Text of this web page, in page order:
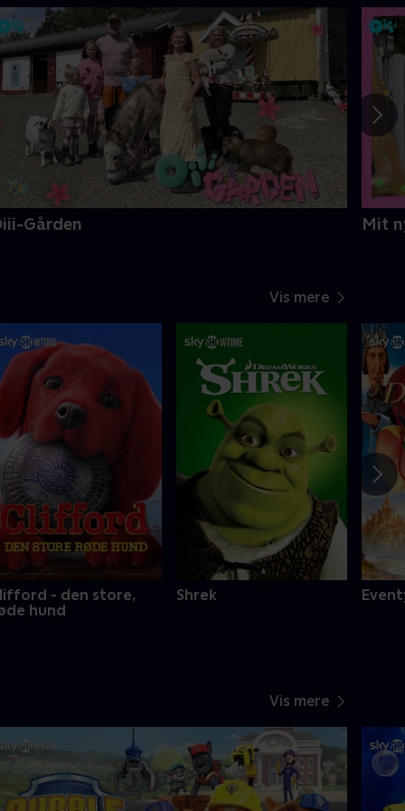
Gården Mit
Vis mere
- den store,
hund
Shrek
Vis mere